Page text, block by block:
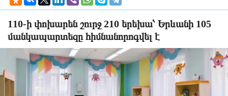
110-ի փոխարեն շուրջ 210 երեխա՝ Երևանի 105
մանկապարտեզը հիմնանորոգվել է